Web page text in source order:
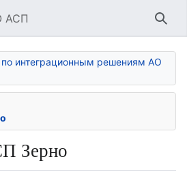
АСП
по интеграционным решениям АО
Зерно